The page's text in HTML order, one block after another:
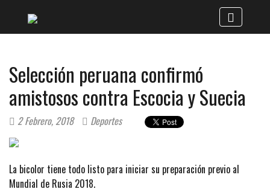
Selección peruana confirmó
amistosos contra Escocia y Suecia
2 Febrero, 2018 Deportes
La bicolor tiene todo listo para iniciar su preparación previo al
Mundial de Rusia 2018.